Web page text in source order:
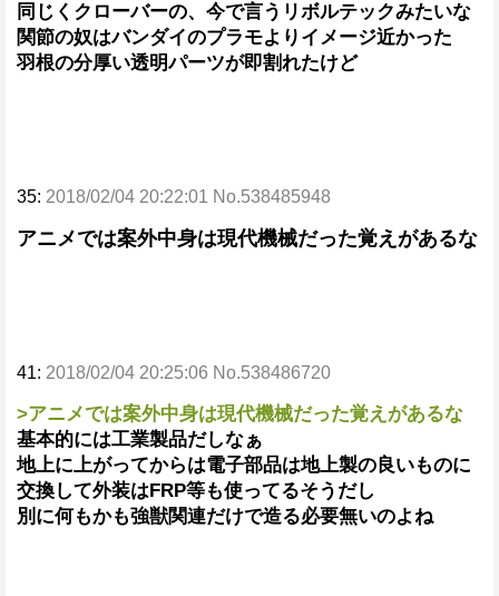
同じくクローバーの、今で言うリボルテックみたいな
関節の奴はバンダイのプラモよりイメージ近かった
羽根の分厚い透明パーツが即割れたけど
35: 2018/02/04 20:22:01 No.538485948
アニメでは案外中身は現代機械だった覚えがあるな
41: 2018/02/04 20:25:06 No.538486720
>アニメでは案外中身は現代機械だった覚えがあるな
基本的には工業製品だしなぁ
地上に上がってからは電子部品は地上製の良いものに
交換して外装はFRP等も使ってるそうだし
別に何もかも強獣関連だけで造る必要無いのよね